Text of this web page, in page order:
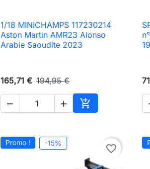
 Aperçu rapide
1/18 MINICHAMPS 117230214
Aston Martin AMR23 Alonso
Arabie Saoudite 2023
165,71 € 194,95 €
  
Ajouter au panier
Promo ! -15% favorite_border